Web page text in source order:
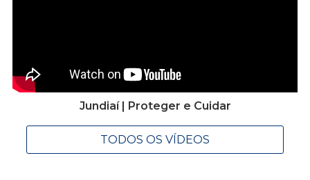
Jundiaí | Proteger e Cuidar
TODOS OS VÍDEOS